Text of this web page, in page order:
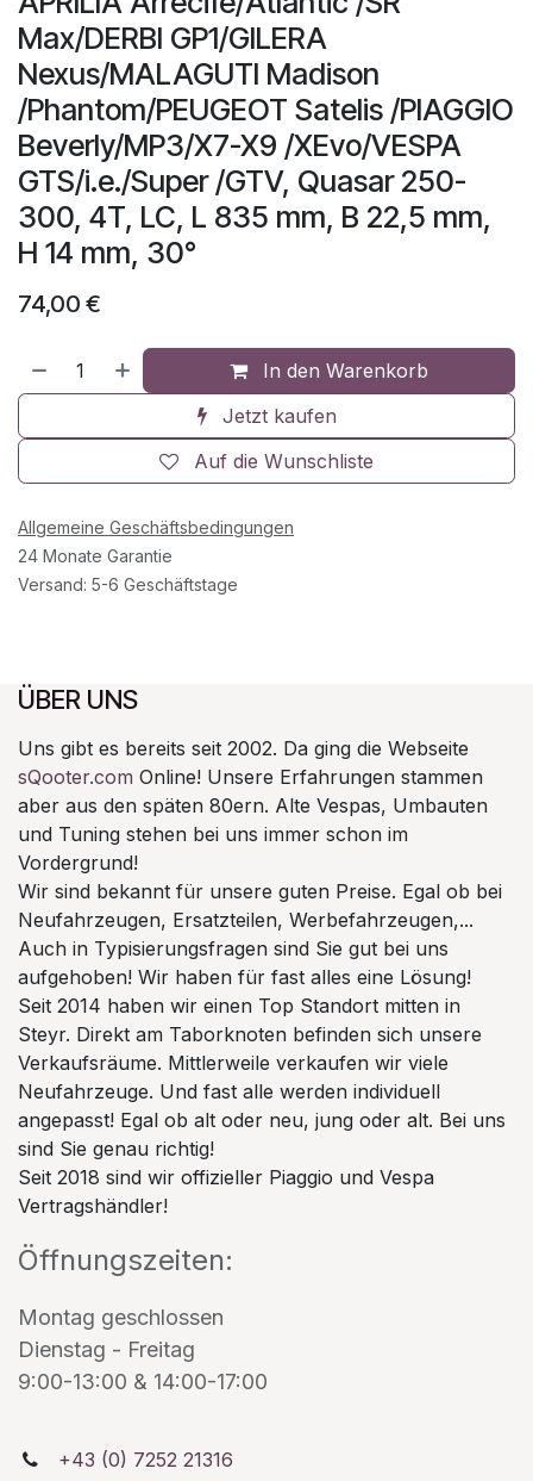
Max/DERBI GP1/GILERA
Nexus/MALAGUTI Madison
/Phantom/PEUGEOT Satelis /PIAGGIO
Beverly/MP3/X7-X9 /XEvo/VESPA
GTS/i.e./Super /GTV, Quasar 250-
300, 4T, LC, L 835 mm, B 22,5 mm,
H 14 mm, 30°
74,00 €
In den Warenkorb
Jetzt kaufen
Auf die Wunschliste
Allgemeine Geschäftsbedingungen
24 Monate Garantie
Versand: 5-6 Geschäftstage
ÜBER UNS
Uns gibt es bereits seit 2002. Da ging die Webseite
sQooter.com Online! Unsere Erfahrungen stammen
aber aus den späten 80ern. Alte Vespas, Umbauten
und Tuning stehen bei uns immer schon im
Vordergrund!
Wir sind bekannt für unsere guten Preise. Egal ob bei
Neufahrzeugen, Ersatzteilen, Werbefahrzeugen,...
Auch in Typisierungsfragen sind Sie gut bei uns
aufgehoben! Wir haben für fast alles eine Lösung!
Seit 2014 haben wir einen Top Standort mitten in
Steyr. Direkt am Taborknoten befinden sich unsere
Verkaufsräume. Mittlerweile verkaufen wir viele
Neufahrzeuge. Und fast alle werden individuell
angepasst! Egal ob alt oder neu, jung oder alt. Bei uns
sind Sie genau richtig!
Seit 2018 sind wir offizieller Piaggio und Vespa
Vertragshändler!
Öffnungszeiten:
Montag geschlossen
Dienstag - Freitag
9:00-13:00 & 14:00-17:00
+43 (0) 7252 21316